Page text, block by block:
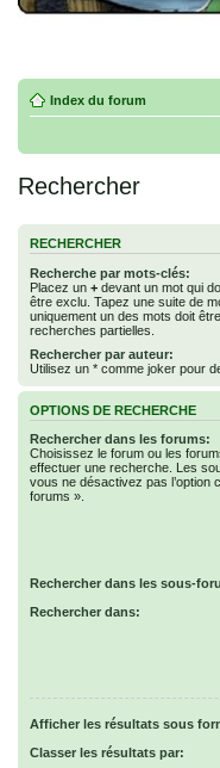
Index du forum
Rechercher
RECHERCHER
Recherche par mots-clés:
Placez un + devant un mot qui
être exclu. Tapez une suite de
uniquement un des mots doit
recherches partielles.
Rechercher par auteur:
Utilisez un * comme joker pour
OPTIONS DE RECHERCHE
Rechercher dans les forums:
Choisissez le forum ou les
effectuer une recherche. Les
vous ne désactivez pas
forums ».
Rechercher dans les sous-
Rechercher dans:
Afficher les résultats sous
Classer les résultats par: